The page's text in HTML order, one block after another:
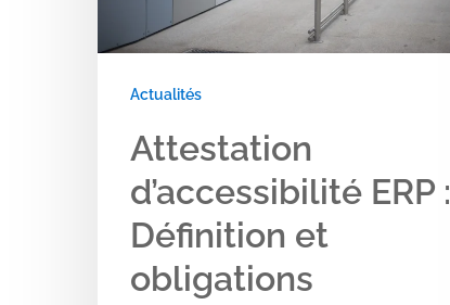
obligations
Actualités
Attestation
d’accessibilité ERP :
Définition et
obligations